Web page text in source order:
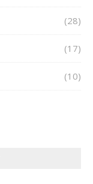
(28)
(17)
(10)